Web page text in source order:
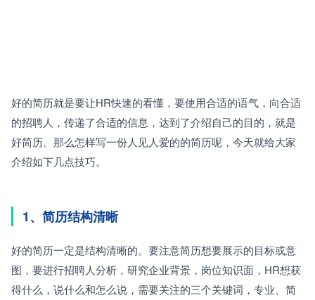
好的简历就是要让HR快速的看懂，要使用合适的语气，向合适
的招聘人，传递了合适的信息，达到了介绍自己的目的，就是
好简历。那么怎样写一份人见人爱的的简历呢，今天就给大家
介绍如下几点技巧。
1、简历结构清晰
好的简历一定是结构清晰的。要注意简历想要展示的目标或意
图，要进行招聘人分析，研究企业背景，岗位知识面，HR想获
得什么，说什么和怎么说，需要关注的三个关键词，专业、简